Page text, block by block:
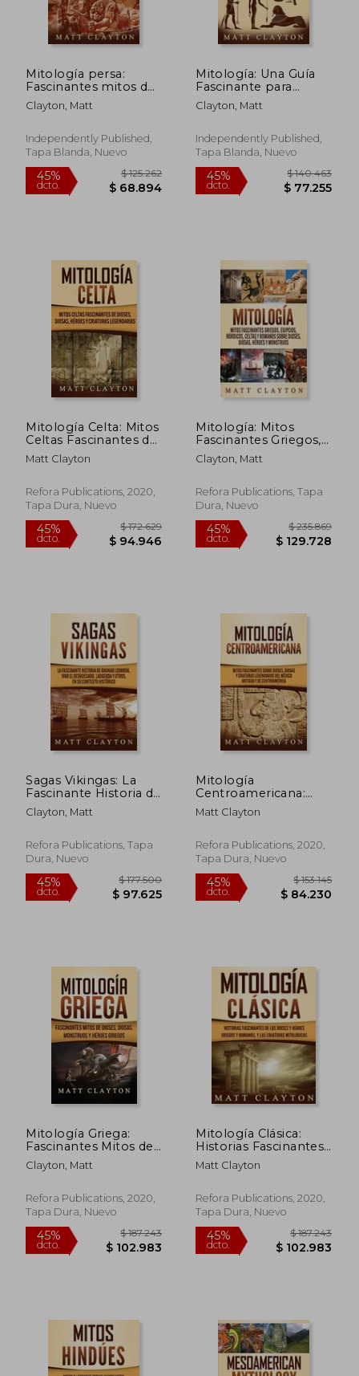
$ 97.625 dcto. $
Mitología persa:
Fascinantes mitos de
dioses, diosas, héroes
y criaturas legendarias
Clayton, Matt
Independently Published,
Tapa Blanda, Nuevo
dcto. $ 68.894
Mitología: Una Guía
Fascinante para
Entender la Mitología
Griega, la Mitología
Egipcia
Clayton, Matt
Independently Published,
Tapa Blanda, Nuevo
dcto. $
Mitología Celta: Mitos
Celtas Fascinantes de
Dioses, Diosas,
Héroes y Criaturas
Matt Clayton
Refora Publications, 2020,
Tapa Dura, Nuevo
Mitología: Mitos
Fascinantes Griegos,
Egipcios, Nórdicos,
Celtas y Romanos
Héroes y Monstruos
Clayton, Matt
Refora Publications, Tapa
Dura, Nuevo
45%
Sagas Vikingas: La
Fascinante Historia de
Ragnar Lodbrok, Ivar
el Deshuesado,
su Contexto Histórico
Clayton, Matt
Refora Publications, Tapa
Dura, Nuevo
Mitología
Centroamericana:
Mitos Fascinantes
Sobre Dioses, Diosas
Legendarias del
México Antiguo y de
Matt Clayton
Refora Publications, 2020,
Tapa Dura, Nuevo
Mitología Griega:
Fascinantes Mitos de
Dioses, Diosas,
Monstruos y Héroes
Clayton, Matt
Refora Publications, 2020,
Tapa Dura, Nuevo
Mitología Clásica:
Historias Fascinantes
de los Dioses y
Héroes Griegos y
Criaturas Mitológicas
Matt Clayton
Refora Publications, 2020,
Tapa Dura, Nuevo